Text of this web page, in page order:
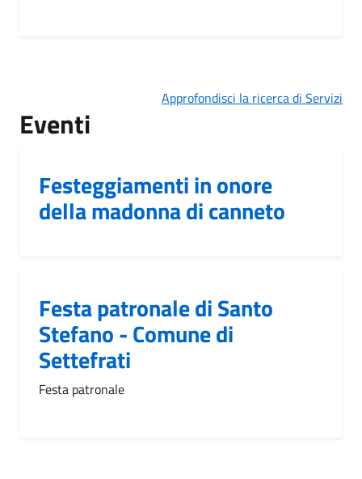
Approfondisci la ricerca di Servizi
Eventi
Festeggiamenti in onore
della madonna di canneto
Festa patronale di Santo
Stefano - Comune di
Settefrati
Festa patronale